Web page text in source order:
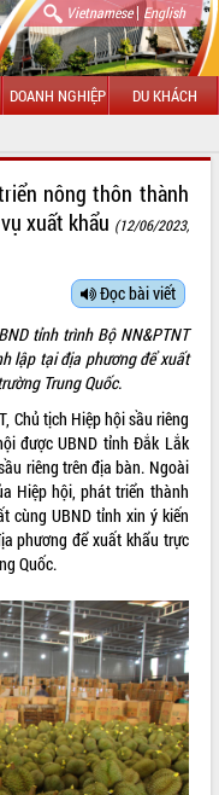
Vietnamese| English
DOANH NGHIỆP DU KHÁCH
nông thôn thành
xuất khẩu (12/06/2023,
Đọc bài viết
tỉnh trình Bộ NN&PTNT
lập tại địa phương để xuất
Trung Quốc.
Chủ tịch Hiệp hội sầu riêng
được UBND tỉnh Đắk Lắk
riêng trên địa bàn. Ngoài
Hiệp hội, phát triển thành
cùng UBND tỉnh xin ý kiến
phương để xuất khẩu trực
Quốc.